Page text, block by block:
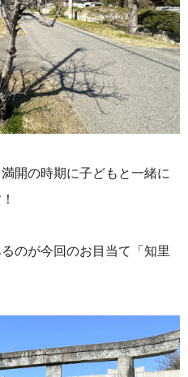
開の時期に子どもと一緒に
のが今回のお目当て「知里